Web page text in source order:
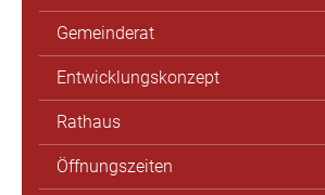
Gemeinderat
Entwicklungskonzept
Rathaus
Öffnungszeiten